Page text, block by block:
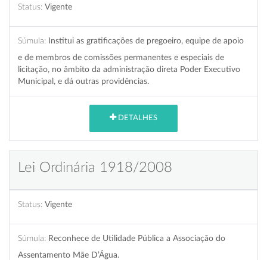
Status: Vigente
Súmula: Institui as gratificações de pregoeiro, equipe de apoio
e de membros de comissões permanentes e especiais de
licitação, no âmbito da administração direta Poder Executivo
Municipal, e dá outras providências.
DETALHES
Lei Ordinária 1918/2008
Status: Vigente
Súmula: Reconhece de Utilidade Pública a Associação do
Assentamento Mãe D’Água.